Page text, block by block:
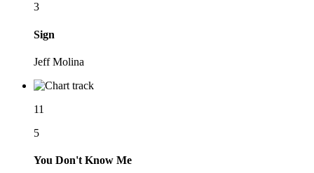
3
Sign
Jeff Molina
11
5
You Don't Know Me